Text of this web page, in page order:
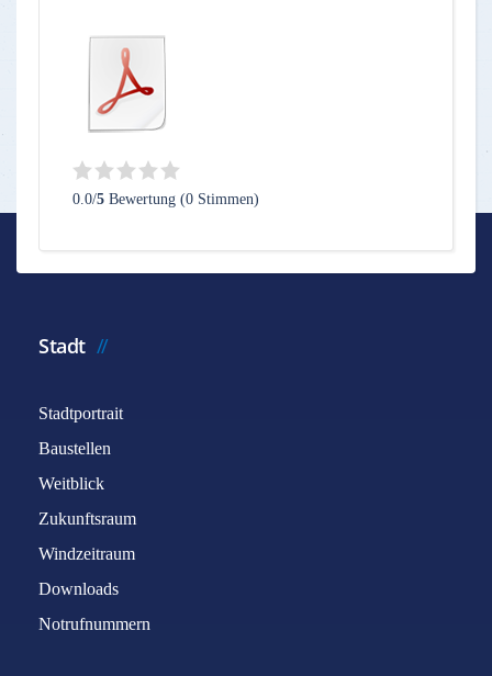
0.0/5 Bewertung (0 Stimmen)
Stadt
Stadtportrait
Baustellen
Weitblick
Zukunftsraum
Windzeitraum
Downloads
Notrufnummern